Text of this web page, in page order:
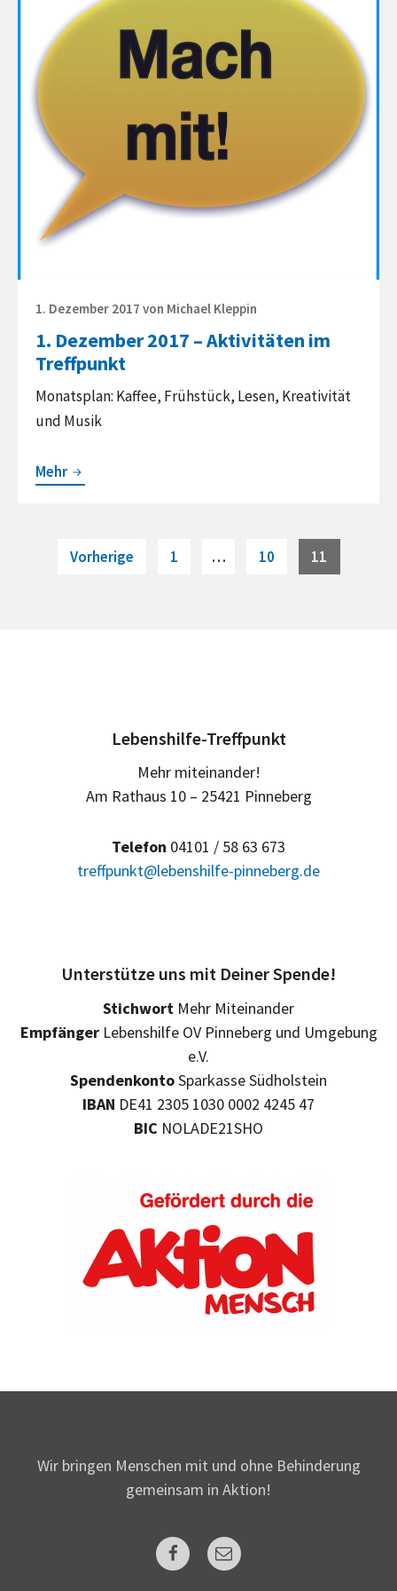
Dezember
Aktivitäten
Treffpunkt
Posted
1. Dezember 2017 von Michael Kleppin
1. Dezember 2017 – Aktivitäten im
Treffpunkt
Monatsplan: Kaffee, Frühstück, Lesen, Kreativität
und Musik
Mehr 1.
Aktivitäten
Beitragsnavigation
Vorherige Page
1 … Page
10 Page
11
Lebenshilfe-Treffpunkt
Mehr miteinander!
Am Rathaus 10 – 25421 Pinneberg
Telefon 04101 / 58 63 673
treffpunkt@lebenshilfe-pinneberg.de
Unterstütze uns mit Deiner Spende!
Stichwort Mehr Miteinander
EmpfängerLebenshilfe OV Pinneberg und Umgebung
e.V.
SpendenkontoSparkasse Südholstein
IBAN DE41 2305 1030 0002 4245 47
BIC NOLADE21SHO
Wir bringen Menschen mit und ohne Behinderung
gemeinsam in Aktion!
FacebookMail